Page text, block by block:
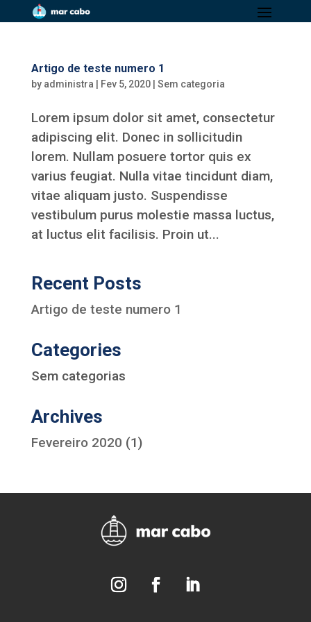
Artigo de teste numero 1
by administra Fev 5, 2020| Sem categoria
Lorem ipsum dolor sit amet, consectetur
adipiscing elit. Donec in sollicitudin
lorem. Nullam posuere tortor quis ex
varius feugiat. Nulla vitae tincidunt diam,
vitae aliquam justo. Suspendisse
vestibulum purus molestie massa luctus,
at luctus elit facilisis. Proin ut...
Recent Posts
Artigo de teste numero 1
Categories
Sem categorias
Archives
Fevereiro 2020 (1)